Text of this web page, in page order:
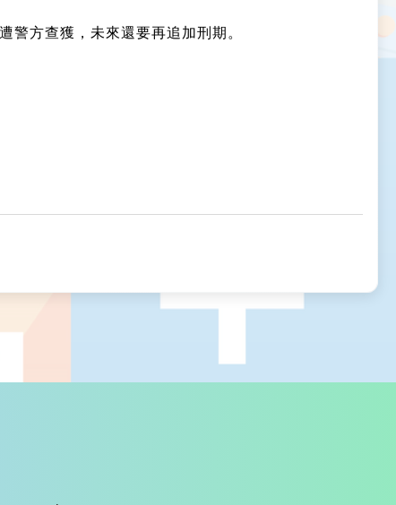
警方查獲，未來還要再追加刑期。